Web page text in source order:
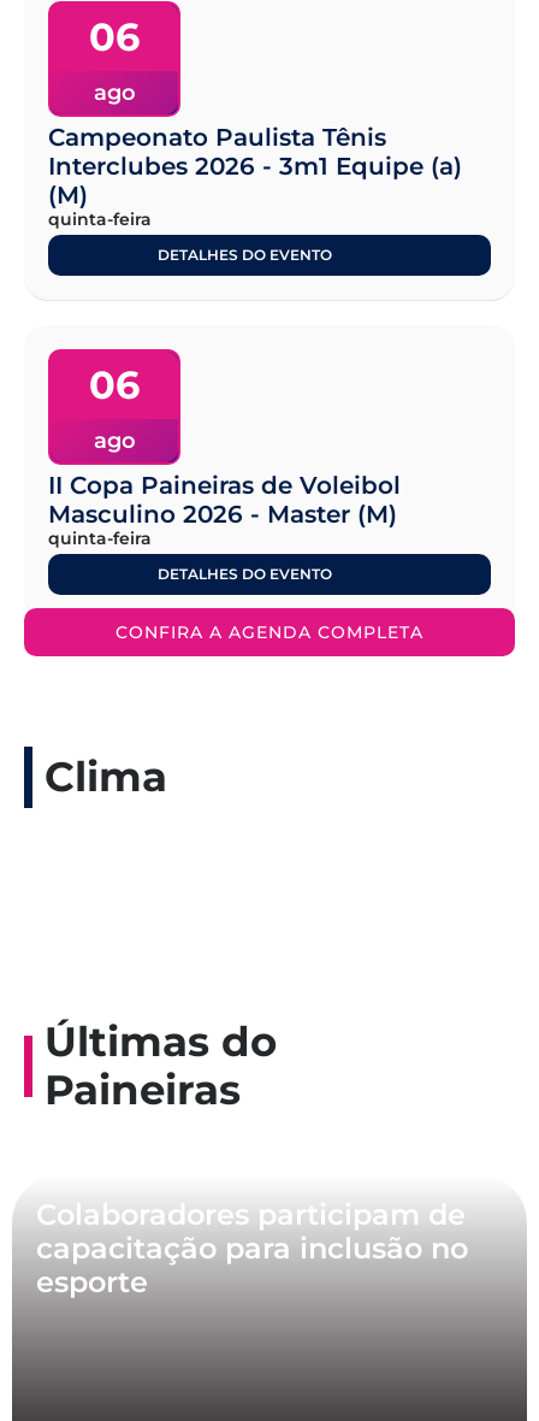
06
ago
Campeonato Paulista Tênis
Interclubes 2026 - 3m1 Equipe (a)
(M)
quinta-feira
DETALHES DO EVENTO
06
ago
II Copa Paineiras de Voleibol
Masculino 2026 - Master (M)
quinta-feira
DETALHES DO EVENTO
CONFIRA A AGENDA COMPLETA
Clima
Últimas do
Paineiras
Colaboradores participam de
capacitação para inclusão no
esporte